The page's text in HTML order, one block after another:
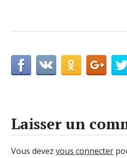
Laisser un
Vous devezvous connecter